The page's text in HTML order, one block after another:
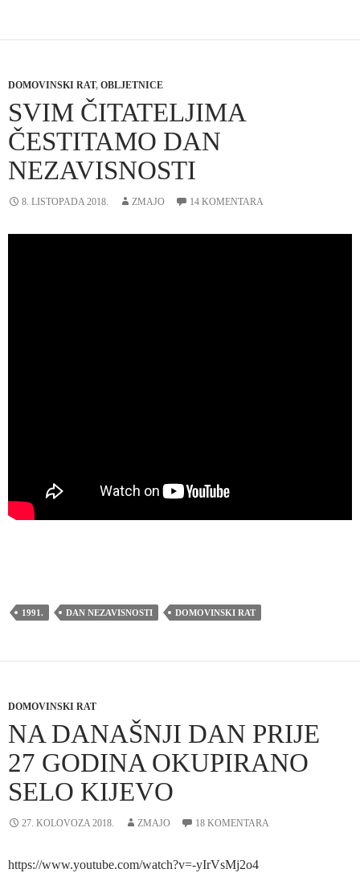
DOMOVINSKI RAT, OBLJETNICE
SVIM ČITATELJIMA
ČESTITAMO DAN
NEZAVISNOSTI
8. LISTOPADA 2018. ZMAJO 14 KOMENTARA
1991. DAN NEZAVISNOSTI DOMOVINSKI RAT
DOMOVINSKI RAT
NA DANAŠNJI DAN PRIJE
27 GODINA OKUPIRANO
SELO KIJEVO
27. KOLOVOZA 2018. ZMAJO 18 KOMENTARA
https://www.youtube.com/watch?v=-yIrVsMj2o4